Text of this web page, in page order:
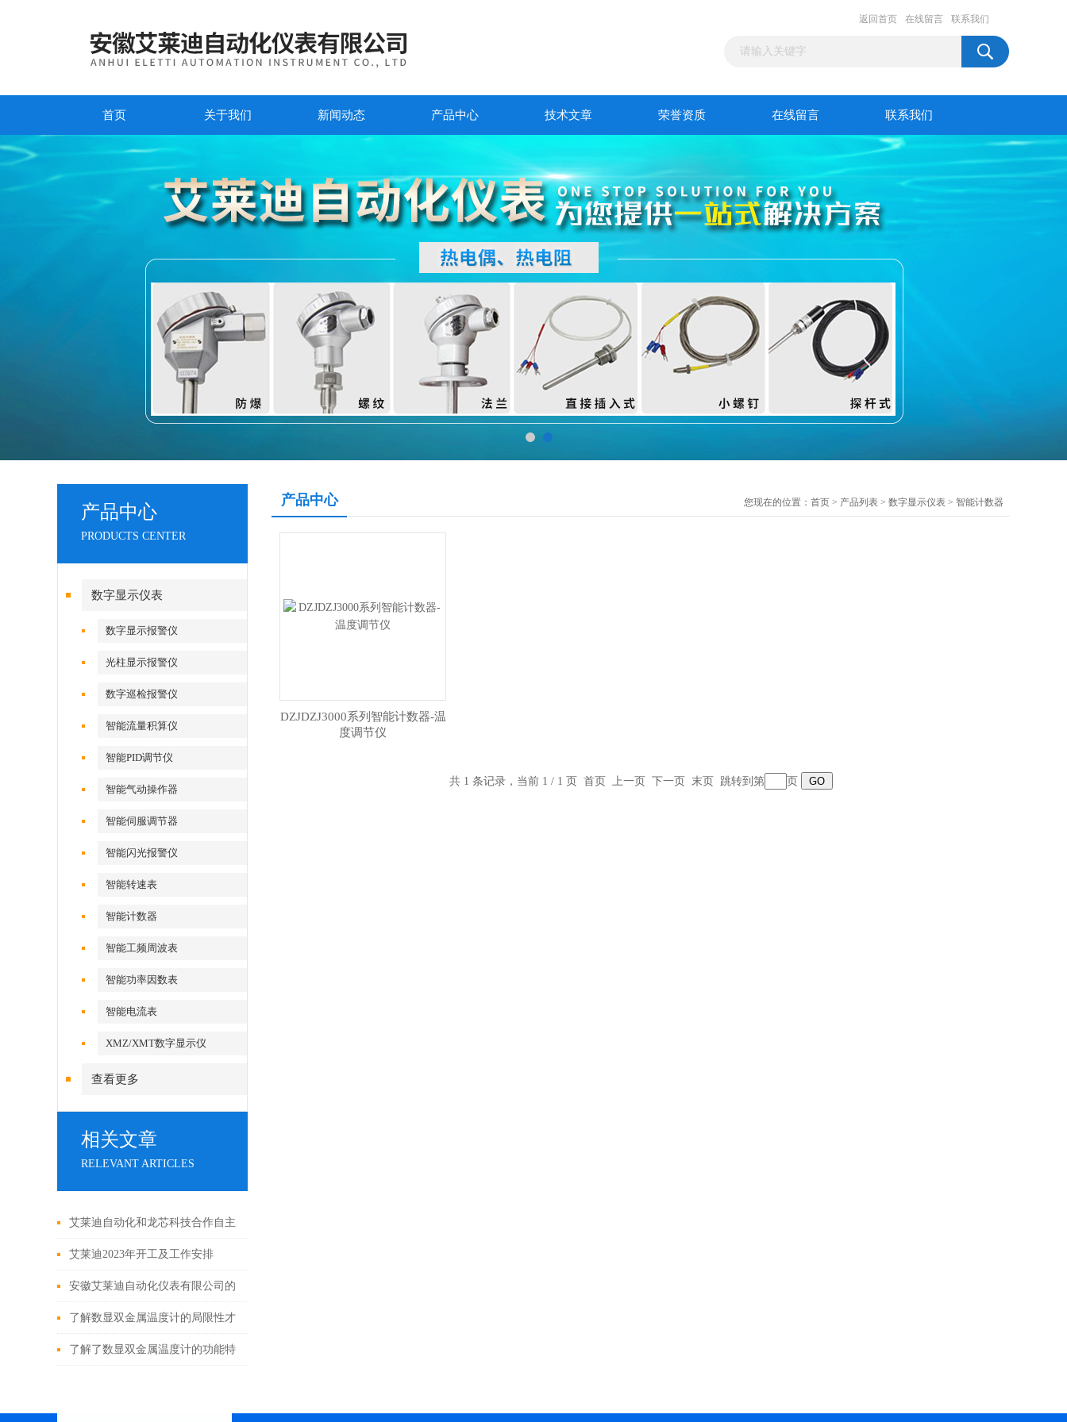
返回首页 在线留言 联系我们
首页 关于我们 新闻动态 产品中心 技术文章 荣誉资质 在线留言 联系我们
产品中心
PRODUCTS CENTER
数字显示仪表
数字显示报警仪
光柱显示报警仪
数字巡检报警仪
智能流量积算仪
智能PID调节仪
智能气动操作器
智能伺服调节器
智能闪光报警仪
智能转速表
智能计数器
智能工频周波表
智能功率因数表
智能电流表
XMZ/XMT数字显示仪
查看更多
相关文章
RELEVANT ARTICLES
艾莱迪自动化和龙芯科技合作自主
创新突破国际技术“卡脖子“
艾莱迪2023年开工及工作安排
安徽艾莱迪自动化仪表有限公司的
液位计种类及用途
了解数显双金属温度计的局限性才
能更好的使用它
了解了数显双金属温度计的功能特
产品中心 您现在的位置： 首页 > 产品列表 > 数字显示仪表 > 智能计数器
DZJDZJ3000系列智能计数器-温
度调节仪
共 1 条记录，当前 1 / 1 页 首页 上一页 下一页 末页 跳转到第 页